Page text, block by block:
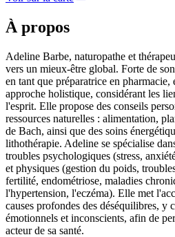
À propos
Adeline Barbe, naturopathe et
vers un mieux-être global. Forte de
en tant que préparatrice en pharmacie,
approche holistique, considérant les
l'esprit. Elle propose des conseils
ressources naturelles : alimentation,
de Bach, ainsi que des soins
lithothérapie. Adeline se spécialise
troubles psychologiques (stress,
et physiques (gestion du poids,
fertilité, endométriose, maladies
l'hypertension, l'eczéma). Elle met
causes profondes des déséquilibres, y
émotionnels et inconscients, afin de
acteur de sa santé.